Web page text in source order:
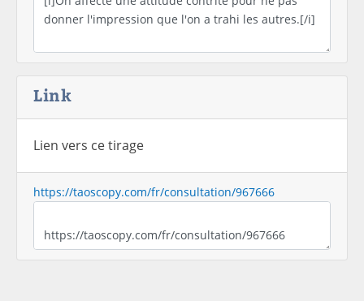
Link
Lien vers ce tirage
https://taoscopy.com/fr/consultation/967666